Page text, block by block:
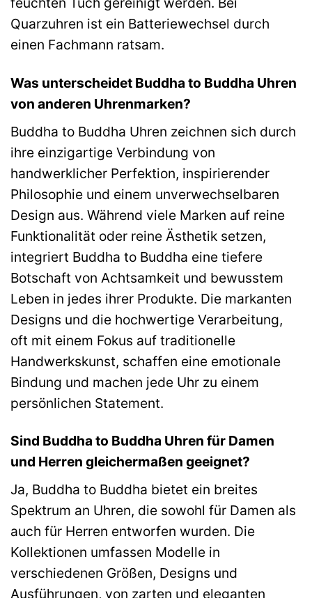
feuchten Tuch gereinigt werden. Bei
Quarzuhren ist ein Batteriewechsel durch
einen Fachmann ratsam.
Was unterscheidet Buddha to Buddha Uhren
von anderen Uhrenmarken?
Buddha to Buddha Uhren zeichnen sich durch
ihre einzigartige Verbindung von
handwerklicher Perfektion, inspirierender
Philosophie und einem unverwechselbaren
Design aus. Während viele Marken auf reine
Funktionalität oder reine Ästhetik setzen,
integriert Buddha to Buddha eine tiefere
Botschaft von Achtsamkeit und bewusstem
Leben in jedes ihrer Produkte. Die markanten
Designs und die hochwertige Verarbeitung,
oft mit einem Fokus auf traditionelle
Handwerkskunst, schaffen eine emotionale
Bindung und machen jede Uhr zu einem
persönlichen Statement.
Sind Buddha to Buddha Uhren für Damen
und Herren gleichermaßen geeignet?
Ja, Buddha to Buddha bietet ein breites
Spektrum an Uhren, die sowohl für Damen als
auch für Herren entworfen wurden. Die
Kollektionen umfassen Modelle in
verschiedenen Größen, Designs und